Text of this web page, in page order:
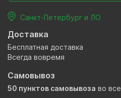
Санкт-Петербург и ЛО
Доставка
Бесплатная доставка
Всегда вовремя
Самовывоз
50 пунктов самовывоза во